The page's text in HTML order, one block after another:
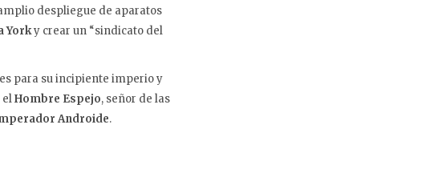
despliegue de aparatos
Yorky crear un “sindicato del
su incipiente imperio y
elHombre Espejo, señor de las
Androide.